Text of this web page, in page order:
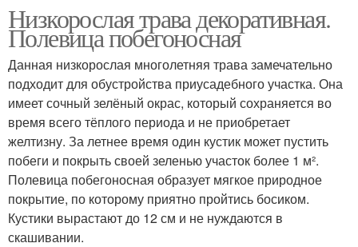
Декоративные травы
дизайне
Трава для сада
Низкорослая трава декоративная.
Полевица побегоносная
Данная низкорослая многолетняя трава замечательно
подходит для обустройства приусадебного участка. Она
имеет сочный зелёный окрас, который сохраняется во
время всего тёплого периода и не приобретает
желтизну. За летнее время один кустик может пустить
побеги и покрыть своей зеленью участок более 1 м².
Полевица побегоносная образует мягкое природное
покрытие, по которому приятно пройтись босиком.
Кустики вырастают до 12 см и не нуждаются в
скашивании.